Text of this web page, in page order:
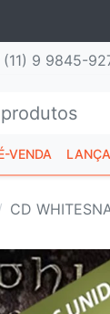
(11) 9 9845-
VENDA
CD